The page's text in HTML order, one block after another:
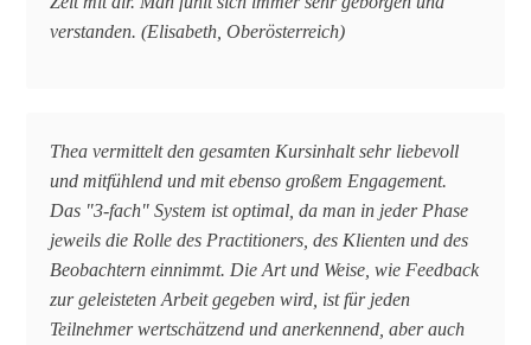
verstanden. (Elisabeth, Oberösterreich)
Thea vermittelt den gesamten Kursinhalt sehr liebevoll
und mitfühlend und mit ebenso großem Engagement.
Das "3-fach" System ist optimal, da man in jeder Phase
jeweils die Rolle des Practitioners, des Klienten und des
Beobachtern einnimmt. Die Art und Weise, wie Feedback
zur geleisteten Arbeit gegeben wird, ist für jeden
Teilnehmer wertschätzend und anerkennend, aber auch